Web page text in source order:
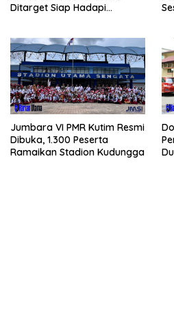
Ditarget Siap Hadapi
Jumbara VI PMR Kutim Resmi
Dibuka, 1.300 Peserta
Ramaikan Stadion Kudungga